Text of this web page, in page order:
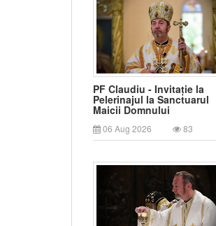
PF Claudiu - Invitație la
Pelerinajul la Sanctuarul
Maicii Domnului
06 Aug 2026 83